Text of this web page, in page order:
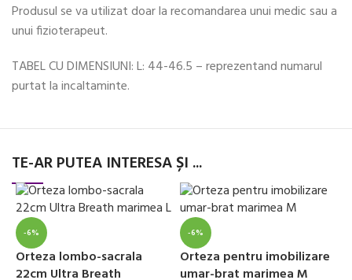
Produsul se va utilizat doar la recomandarea unui medic sau a
unui fizioterapeut.
TABEL CU DIMENSIUNI: L: 44-46.5 – reprezentand numarul
purtat la incaltaminte.
TE-AR PUTEA INTERESA ȘI ...
-6%
Orteza lombo-sacrala
22cm Ultra Breath
-6%
Orteza pentru imobilizare
umar-brat marimea M